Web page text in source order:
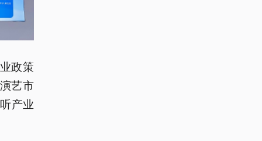
政策
艺市
产业